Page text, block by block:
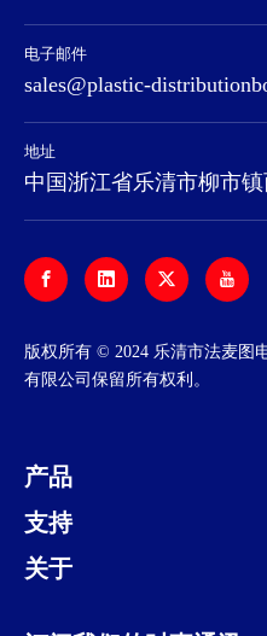
电子邮件
sales@plastic-
地址
中国浙江省乐清市柳市
版权所有 © 2024 乐清市法麦图
有限公司保留所有权利。
产品
支持
关于